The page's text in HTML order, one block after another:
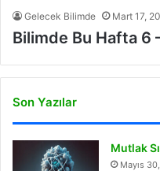
Gelecek Bilimde Mart 17,
Bilimde Bu Hafta 6
Son Yazılar
Mutlak
Mayıs